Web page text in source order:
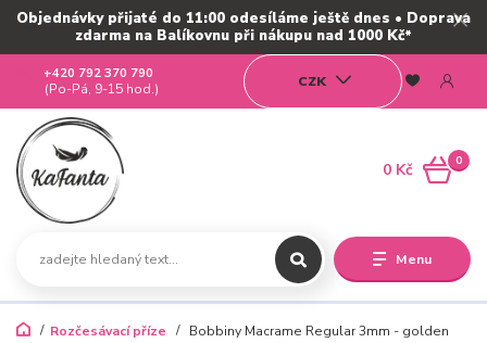
Objednávky přijaté do 11:00 odesíláme ještě dnes • Doprava
zdarma na Balíkovnu při nákupu nad 1000 Kč*
Menu
CZK
+420 792 370 790
(Po-Pá, 9-15 hod.)
0
0 Kč
Rozčesávací příze
Bobbiny Macrame Regular 3mm - golden